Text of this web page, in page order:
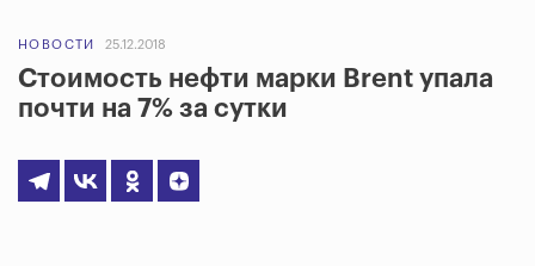
НОВОСТИ 25.12.2018
Стоимость нефти марки Brent упала
почти на 7% за сутки